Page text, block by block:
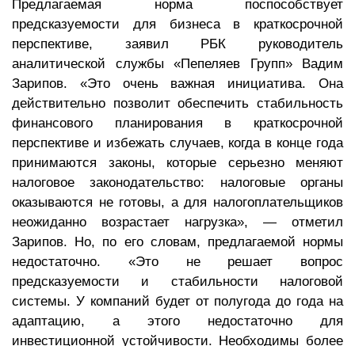
Предлагаемая норма поспособствует
предсказуемости для бизнеса в краткосрочной
перспективе, заявил РБК руководитель
аналитической службы «Пепеляев Групп» Вадим
Зарипов. «Это очень важная инициатива. Она
действительно позволит обеспечить стабильность
финансового планирования в краткосрочной
перспективе и избежать случаев, когда в конце года
принимаются законы, которые серьезно меняют
налоговое законодательство: налоговые органы
оказываются не готовы, а для налогоплательщиков
неожиданно возрастает нагрузка», — отметил
Зарипов. Но, по его словам, предлагаемой нормы
недостаточно. «Это не решает вопрос
предсказуемости и стабильности налоговой
системы. У компаний будет от полугода до года на
адаптацию, а этого недостаточно для
инвестиционной устойчивости. Необходимы более